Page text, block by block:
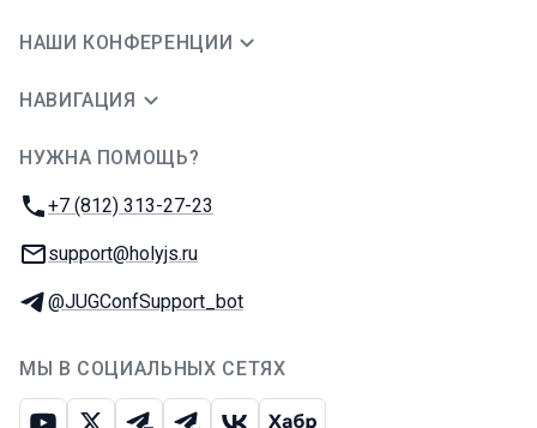
НАШИ КОНФЕРЕНЦИИ
НАВИГАЦИЯ
НУЖНА ПОМОЩЬ?
Телефон:
+7 (812) 313-27-23
E-mail:
support@holyjs.ru
Телеграм:
@JUGConfSupport_bot
МЫ В СОЦИАЛЬНЫХ СЕТЯХ